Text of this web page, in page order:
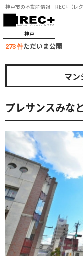
神戸市の不動産情報 REC+（レ
神戸
273 件ただいま公開
プレサンスみな
マ